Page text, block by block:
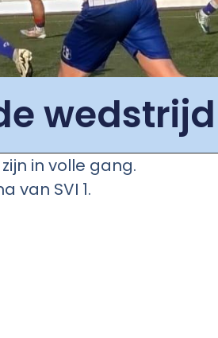
wedstrijd
in volle gang.
van SVI 1.